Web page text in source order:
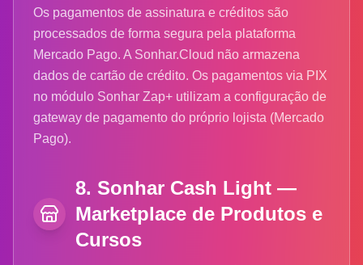
Os pagamentos de assinatura e créditos são
processados de forma segura pela plataforma
Mercado Pago. A Sonhar.Cloud não armazena
dados de cartão de crédito. Os pagamentos via PIX
no módulo Sonhar Zap+ utilizam a configuração de
gateway de pagamento do próprio lojista (Mercado
Pago).
8. Sonhar Cash Light —
Marketplace de Produtos e
Cursos